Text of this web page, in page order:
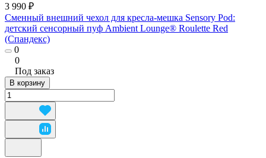
3 990 ₽
Сменный внешний чехол для кресла-мешка Sensory Pod:
детский сенсорный пуф Ambient Lounge® Roulette Red
(Спандекс)
0
0
Под заказ
В корзину